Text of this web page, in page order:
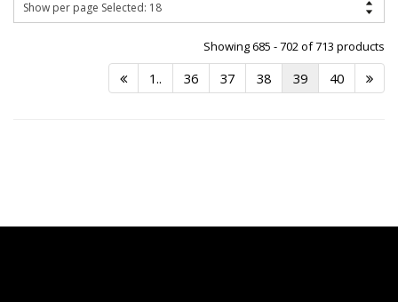
Showing 685 - 702 of 713 products
1.. 36 37 38 39 40